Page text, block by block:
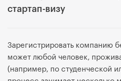
стартап-визу
Зарегистрировать компанию
может любой человек,
(например, по студенческой